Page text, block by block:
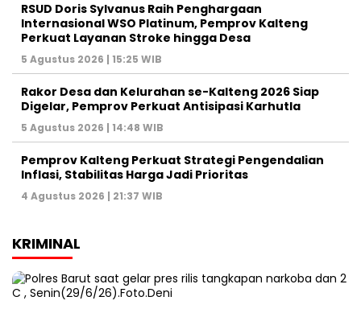
RSUD Doris Sylvanus Raih Penghargaan
Internasional WSO Platinum, Pemprov Kalteng
Perkuat Layanan Stroke hingga Desa
5 Agustus 2026 | 15:25 WIB
Rakor Desa dan Kelurahan se-Kalteng 2026 Siap
Digelar, Pemprov Perkuat Antisipasi Karhutla
5 Agustus 2026 | 14:48 WIB
Pemprov Kalteng Perkuat Strategi Pengendalian
Inflasi, Stabilitas Harga Jadi Prioritas
4 Agustus 2026 | 21:37 WIB
KRIMINAL